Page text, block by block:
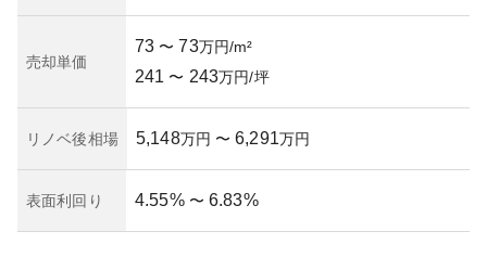
値の変動リスクを含め、理解しておく必要があります。
で、後年になっての資産価値が懸念されることがありま
す。特に、その時期にはマンションの修繕費用が増大する
売却単価
73 〜 73万円/m²
241 〜 243万円/坪
リノベ後相場 5,148万円 〜 6,291万円
表面利回り 4.55% 〜 6.83%